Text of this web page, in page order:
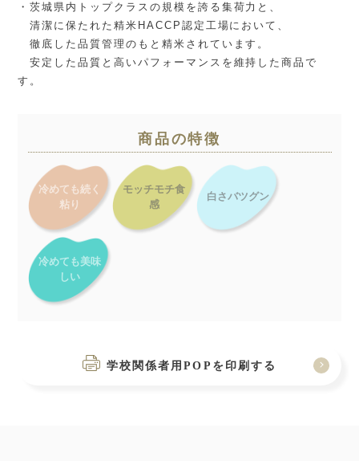
・茨城県内トップクラスの規模を誇る集荷力と、
清潔に保たれた精米HACCP認定工場において、
徹底した品質管理のもと精米されています。
安定した品質と高いパフォーマンスを維持した商品で
す。
商品の特徴
冷めても続く
粘り
モッチモチ食
感
白さバツグン
冷めても美味
しい
学校関係者用POPを印刷する